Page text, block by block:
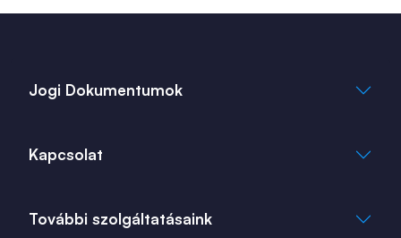
Jogi Dokumentumok
Általános Szerződési Feltételek
Kapcsolat
info@bank360.hu
További szolgáltatásaink